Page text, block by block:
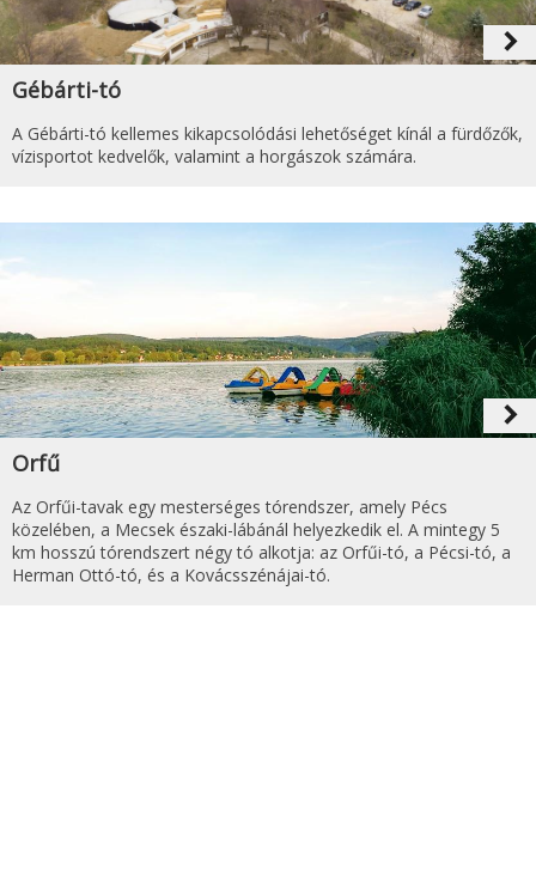
navigate_next
Gébárti-tó
A Gébárti-tó kellemes kikapcsolódási lehetőséget kínál a fürdőzők,
vízisportot kedvelők, valamint a horgászok számára.
navigate_next
Orfű
Az Orfűi-tavak egy mesterséges tórendszer, amely Pécs
közelében, a Mecsek északi-lábánál helyezkedik el. A mintegy 5
km hosszú tórendszert négy tó alkotja: az Orfűi-tó, a Pécsi-tó, a
Herman Ottó-tó, és a Kovácsszénájai-tó.